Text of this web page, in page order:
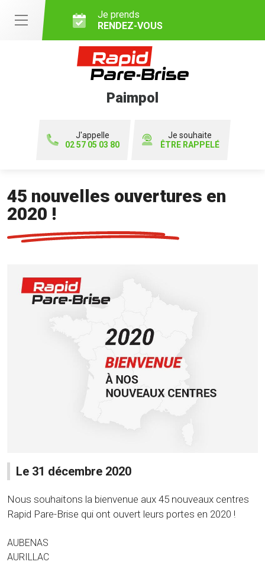
Je prends
RENDEZ-VOUS
Paimpol
J'appelle
02 57 05 03 80
Je souhaite
ÊTRE RAPPELÉ
45 nouvelles ouvertures en
2020 !
Le 31 décembre 2020
Nous souhaitons la bienvenue aux 45 nouveaux centres
Rapid Pare-Brise qui ont ouvert leurs portes en 2020 !
AUBENAS
AURILLAC